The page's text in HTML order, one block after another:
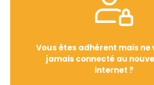
Vous êtes adhérent mais ne
jamais connecté au
internet ?